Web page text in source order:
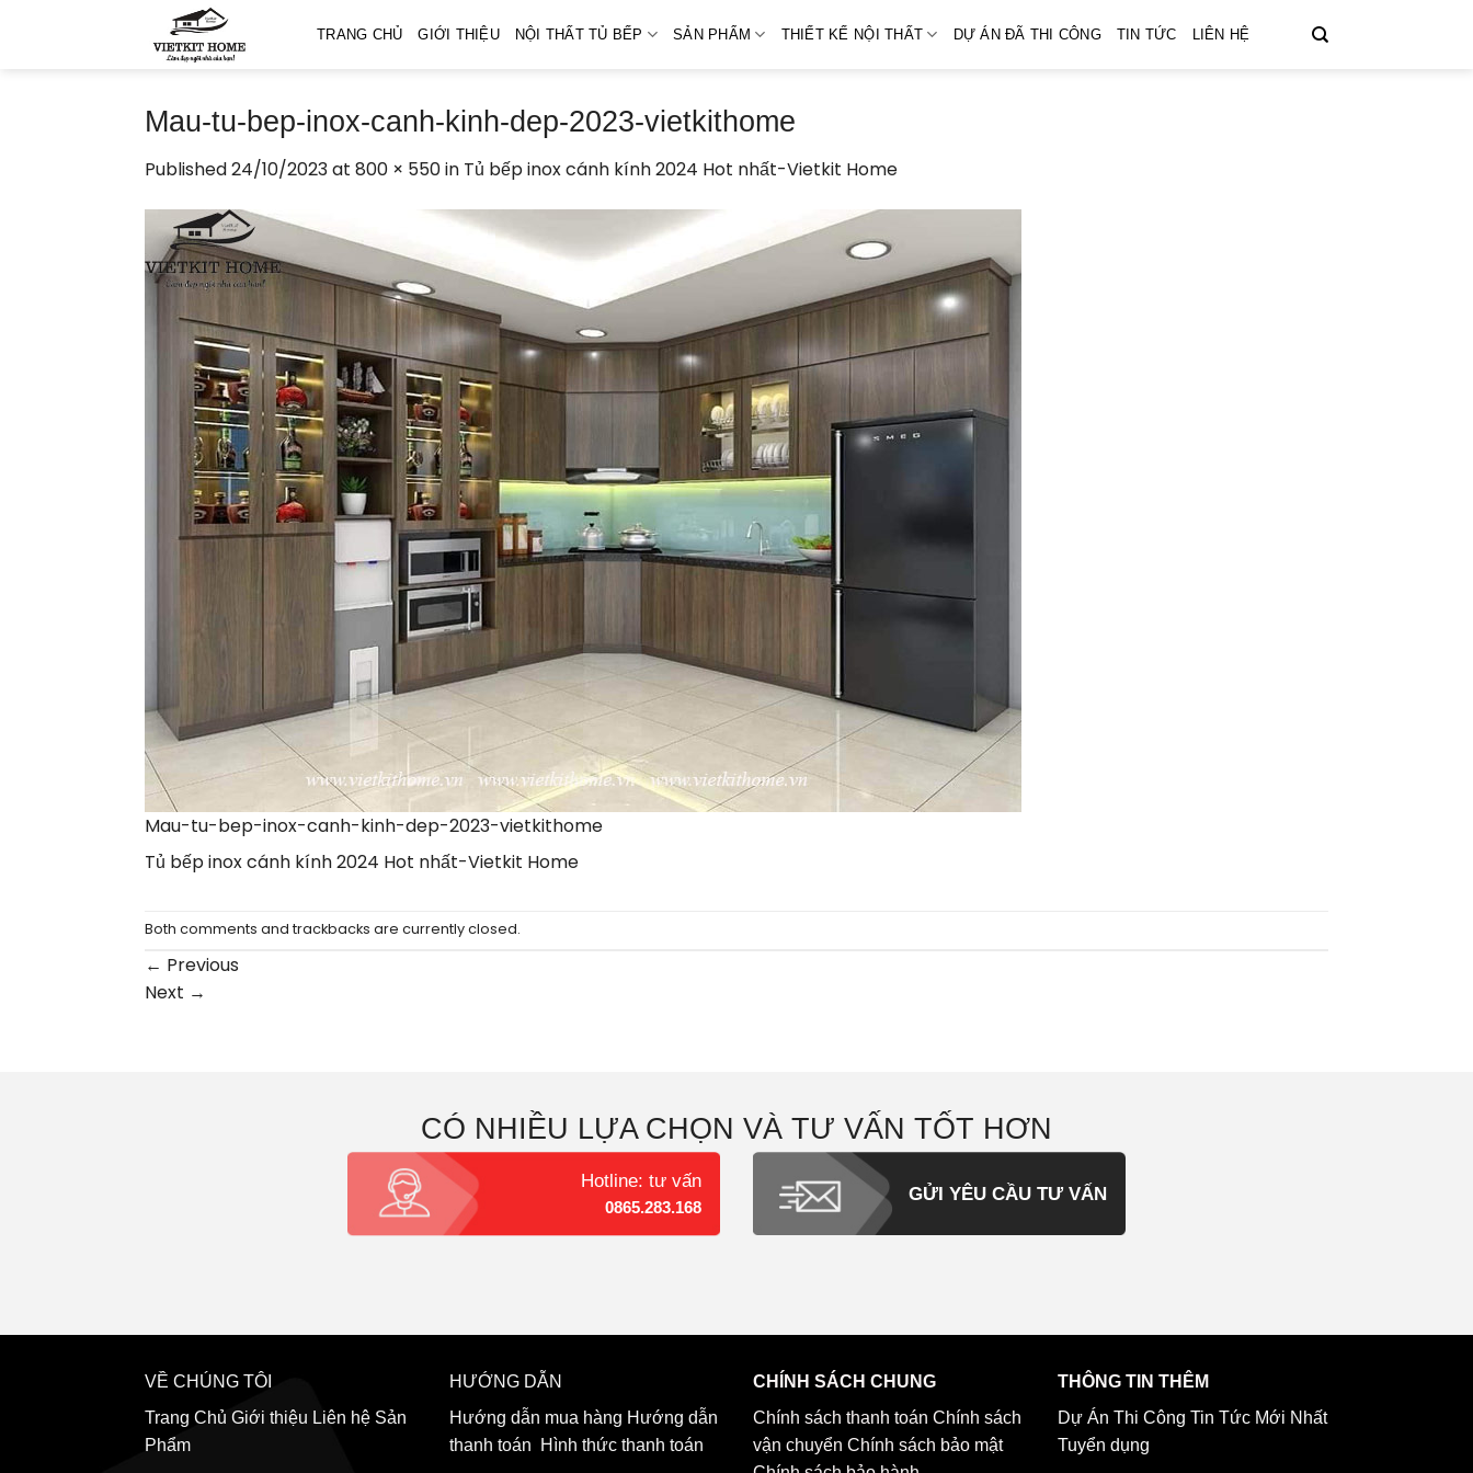
TRANG CHỦ GIỚI THIỆU NỘI THẤT TỦ BẾP SẢN PHẨM THIẾT KẾ NỘI THẤT DỰ ÁN ĐÃ THI CÔNG TIN TỨC LIÊN HỆ
Mau-tu-bep-inox-canh-kinh-dep-2023-vietkithome
Published24/10/2023at 800 × 550in Tủ bếp inox cánh kính 2024 Hot nhất-Vietkit Home
Mau-tu-bep-inox-canh-kinh-dep-2023-vietkithome
Tủ bếp inox cánh kính 2024 Hot nhất-Vietkit Home
Both comments and trackbacks are currently closed.
← Previous
Next →
CÓ NHIỀU LỰA CHỌN VÀ TƯ VẤN TỐT HƠN
Hotline: tư vấn
0865.283.168
GỬI YÊU CẦU TƯ VẤN
VỀ CHÚNG TÔI
Trang Chủ Giới thiệu Liên hệ Sản
Phẩm
HƯỚNG DẪN
Hướng dẫn mua hàng Hướng dẫn
thanh toán
Hình thức thanh toán
CHÍNH SÁCH CHUNG
Chính sách thanh toán Chính sách
vận chuyển Chính sách bảo mật
THÔNG TIN THÊM
Dự Án Thi Công Tin Tức Mới Nhất
Tuyển dụng